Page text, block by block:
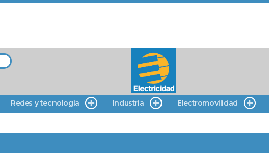
Redes y tecnología Industria Electromovilidad